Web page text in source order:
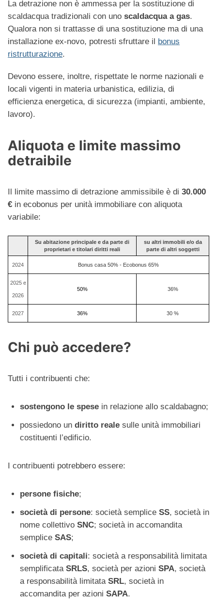
La detrazione non è ammessa per la sostituzione di
scaldacqua tradizionali con uno scaldacqua a gas.
Qualora non si trattasse di una sostituzione ma di una
installazione ex-novo, potresti sfruttare il bonus
ristrutturazione.
Devono essere, inoltre, rispettate le norme nazionali e
locali vigenti in materia urbanistica, edilizia, di
efficienza energetica, di sicurezza (impianti, ambiente,
lavoro).
Aliquota e limite massimo
detraibile
Il limite massimo di detrazione ammissibile è di 30.000
€ in ecobonus per unità immobiliare con aliquota
variabile:
Su abitazione principale e da parte di
proprietari e titolari diritti reali
su altri immobili e/o da
parte di altri soggetti
2024 Bonus casa 50% - Ecobonus 65%
2025 e
2026
50% 36%
2027 36% 30 %
Chi può accedere?
Tutti i contribuenti che:
sostengono le spese in relazione allo scaldabagno;
possiedono un diritto reale sulle unità immobiliari
costituenti l’edificio.
I contribuenti potrebbero essere:
persone fisiche;
società di persone: società semplice SS, società in
nome collettivo SNC; società in accomandita
semplice SAS;
società di capitali: società a responsabilità limitata
semplificata SRLS, società per azioni SPA, società
a responsabilità limitata SRL, società in
accomandita per azioni SAPA.